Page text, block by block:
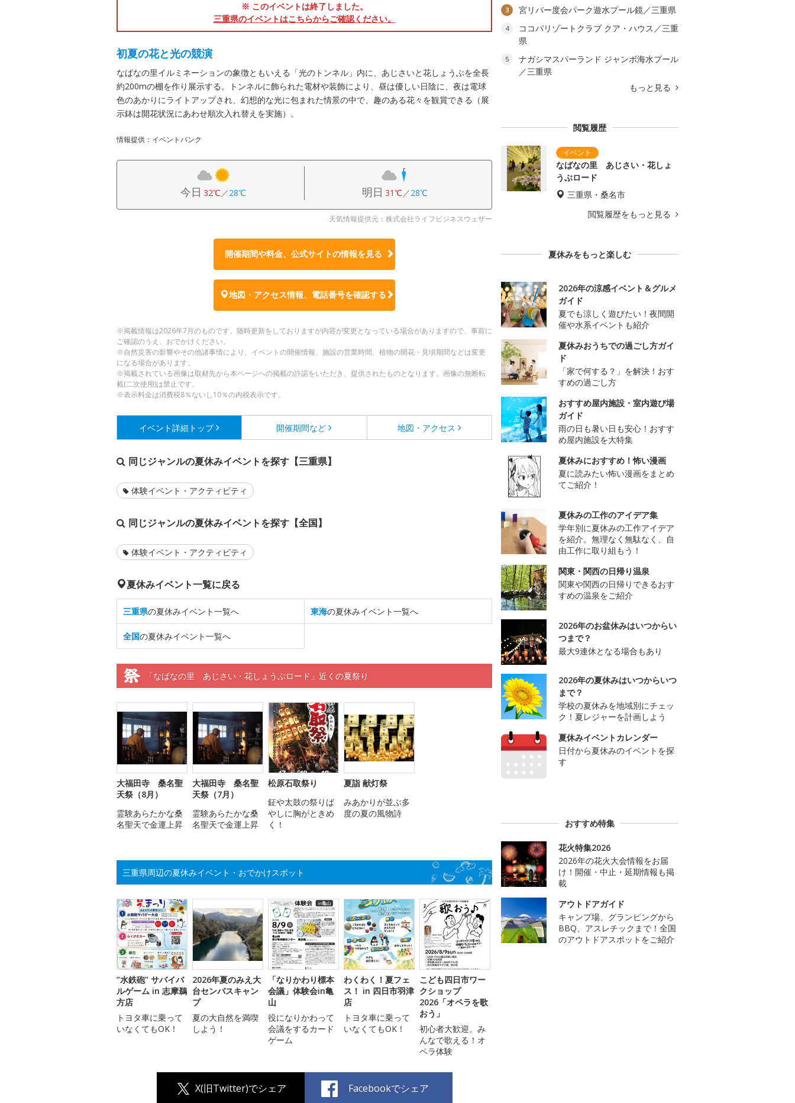
※ このイベントは終了しました。
三重県のイベントはこちらからご確認ください。
初夏の花と光の競演
なばなの里イルミネーションの象徴ともいえる「光のトンネル」内に、あじさいと花しょうぶを全長
約200mの棚を作り展示する。トンネルに飾られた電材や装飾により、昼は優しい日陰に、夜は電球
色のあかりにライトアップされ、幻想的な光に包まれた情景の中で、趣のある花々を観賞できる（展
示鉢は開花状況にあわせ順次入れ替えを実施）。
情報提供：イベントバンク
今日 32℃／28℃ 明日 31℃／28℃
天気情報提供元：株式会社ライフビジネスウェザー
開催期間や料金、公式サイトの情報を見る
地図・アクセス情報、電話番号を確認する
※掲載情報は2026年7月のものです。随時更新をしておりますが内容が変更となっている場合がありますので、事前に
ご確認のうえ、おでかけください。
※自然災害の影響やその他諸事情により、イベントの開催情報、施設の営業時間、植物の開花・見頃期間などは変更
になる場合があります。
※掲載されている画像は取材先から本ページへの掲載の許諾をいただき、提供されたものとなります。画像の無断転
載(二次使用)は禁止です。
※表示料金は消費税8％ないし10％の内税表示です。
イベント詳細 トップ 開催期間など 地図・アクセス
同じジャンルの夏休みイベントを探す【三重県】
体験イベント・アクティビティ
同じジャンルの夏休みイベントを探す【全国】
体験イベント・アクティビティ
夏休みイベント一覧に戻る
三重県の夏休みイベント一覧へ 東海の夏休みイベント一覧へ
全国の夏休みイベント一覧へ
「なばなの里 あじさい・花しょうぶロード」近くの夏祭り
大福田寺 桑名聖
天祭（8月）
霊験あらたかな桑
名聖天で金運上昇
大福田寺 桑名聖
天祭（7月）
霊験あらたかな桑
名聖天で金運上昇
松原石取祭り
鉦や太鼓の祭りば
やしに胸がときめ
く！
夏詣 献灯祭
みあかりが並ぶ多
度の夏の風物詩
三重県周辺の夏休みイベント・おでかけスポット
”水鉄砲” サバイバ
ルゲーム in 志摩鵜
方店
トヨタ車に乗って
いなくてもOK！
2026年夏のみえ大
台センバスキャン
プ
夏の大自然を満喫
しよう！
「なりかわり標本
会議」体験会in亀
山
役になりかわって
会議をするカード
ゲーム
わくわく！夏フェ
ス！ in 四日市羽津
店
トヨタ車に乗って
いなくてもOK！
こども四日市ワー
クショップ
2026「オペラを歌
おう」
初心者大歓迎。み
んなで歌える！オ
ペラ体験
X(旧Twitter)でシェア Facebookでシェア
3 宮リバー度会パーク遊水プール鏡／三重県
4
ココパリゾートクラブ クア・ハウス／三重
県
5
ナガシマスパーランド ジャンボ海水プール
／三重県
もっと見る
閲覧履歴
なばなの里 あじさい・花しょ
うぶロード
三重県・桑名市
閲覧履歴をもっと見る
夏休みをもっと楽しむ
2026年の涼感イベント＆グルメ
ガイド
夏でも涼しく遊びたい！夜間開
催や水系イベントも紹介
夏休みおうちでの過ごし方ガイ
ド
「家で何する？」を解決！おす
すめの過ごし方
おすすめ屋内施設・室内遊び場
ガイド
雨の日も暑い日も安心！おすす
め屋内施設を大特集
夏休みにおすすめ！怖い漫画
夏に読みたい怖い漫画をまとめ
てご紹介！
夏休みの工作のアイデア集
学年別に夏休みの工作アイデア
を紹介。無理なく無駄なく、自
由工作に取り組もう！
関東・関西の日帰り温泉
関東や関西の日帰りできるおす
すめの温泉をご紹介
2026年のお盆休みはいつからい
つまで？
最大9連休となる場合もあり
2026年の夏休みはいつからいつ
まで？
学校の夏休みを地域別にチェッ
ク！夏レジャーを計画しよう
夏休みイベントカレンダー
日付から夏休みのイベントを探
す
おすすめ特集
花火特集2026
2026年の花火大会情報をお届
け！開催・中止・延期情報も掲
載
アウトドアガイド
キャンプ場、グランピングから
BBQ、アスレチックまで！全国
のアウトドアスポットをご紹介